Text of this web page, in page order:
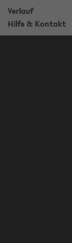
Verlauf
Hilfe & Kontakt